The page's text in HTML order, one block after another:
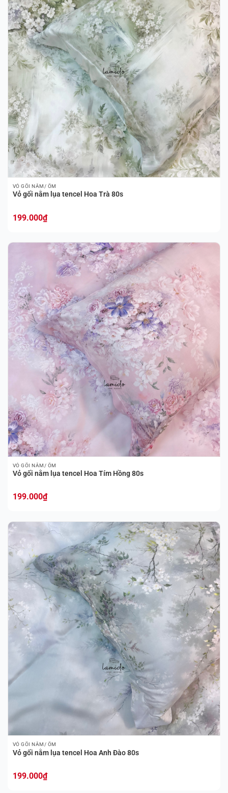
VỎ GỐI NẰM/ ÔM
Vỏ gối nằm lụa tencel Hoa Trà 80s
199.000₫
VỎ GỐI NẰM/ ÔM
Vỏ gối nằm lụa tencel Hoa Tím Hồng 80s
199.000₫
VỎ GỐI NẰM/ ÔM
Vỏ gối nằm lụa tencel Hoa Anh Đào 80s
199.000₫